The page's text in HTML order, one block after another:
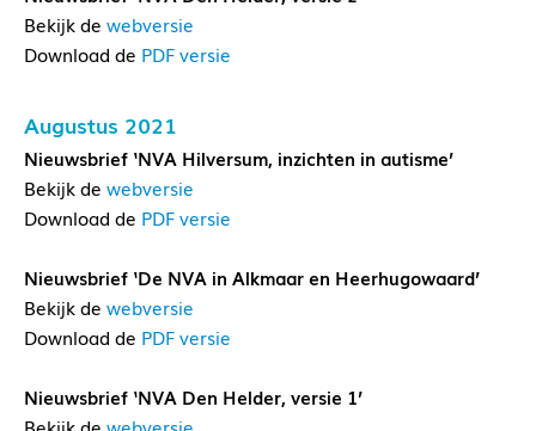
Bekijk de webversie
Download de PDF versie
Augustus 2021
Nieuwsbrief ‘NVA Hilversum, inzichten in autisme’
Bekijk de webversie
Download de PDF versie
Nieuwsbrief ‘De NVA in Alkmaar en Heerhugowaard’
Bekijk de webversie
Download de PDF versie
Nieuwsbrief ‘NVA Den Helder, versie 1’